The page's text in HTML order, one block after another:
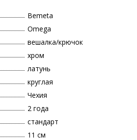
Bemeta
Omega
вешалка/крючок
хром
латунь
круглая
Чехия
2 года
стандарт
11 см